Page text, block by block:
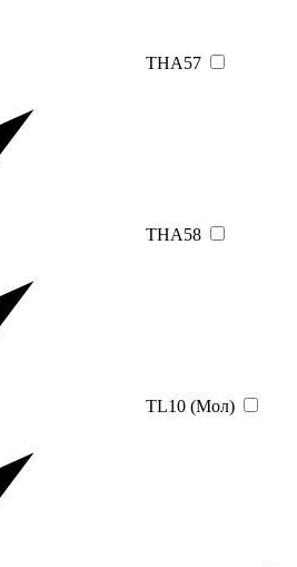
THA57
THA58
TL10 (Мол)